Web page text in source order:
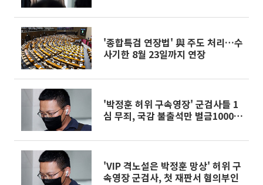
'종합특검 연장법' 與 주도 처리…수
사기한 8월 23일까지 연장
'박정훈 허위 구속영장' 군검사들 1
심 무죄, 국감 불출석만 벌금1000만
'VIP 격노설은 박정훈 망상' 허위 구
속영장 군검사, 첫 재판서 혐의부인